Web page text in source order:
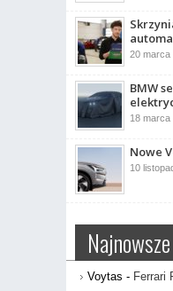
20 marca
BMW
18 marca
Nowe
10
Voytas - Ferrari